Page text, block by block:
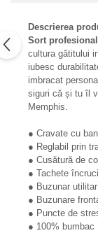
Descrierea
Sort
cultura gătitului
iubesc
imbracat
siguri că și tu îl
Memphis.
● Cravate cu
● Reglabil prin
● Cusătură de
● Tachete
● Buzunar
● Buzunare
● Puncte de
● 100% bumbac